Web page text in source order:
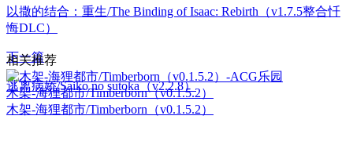
以撒的结合：重生/The Binding of Isaac: Rebirth（v1.7.5整合忏
悔DLC）
下一篇
逃离病娇/Saiko no sutoka（v2.2.8）
相关推荐
木架-海狸都市/Timberborn（v0.1.5.2）
木架-海狸都市/Timberborn（v0.1.5.2）